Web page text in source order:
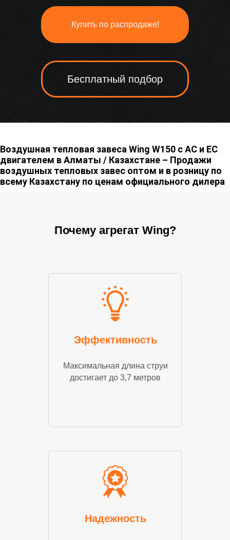
Купить по распродаже!
Бесплатный подбор
Воздушная тепловая завеса Wing W150 с АС и ЕС
двигателем в Алматы / Казахстане – Продажи
воздушных тепловых завес оптом и в розницу по
всему Казахстану по ценам официального дилера
Почему агрегат Wing?
Эффективность
Надежность
Максимальная длина струи
достигает до 3,7 метров